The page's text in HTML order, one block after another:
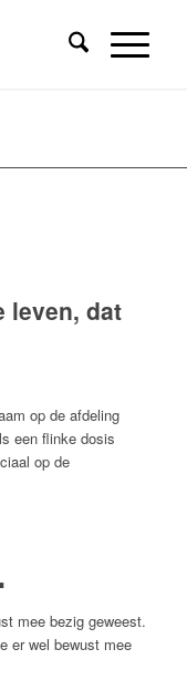
leven, dat
op de afdeling
een flinke dosis
op de
mee bezig geweest.
er wel bewust mee